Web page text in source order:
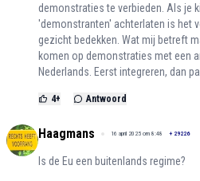
demonstraties te verbieden. Als je
'demonstranten' achterlaten is het
gezicht bedekken. Wat mij betreft
komen op demonstraties met een
Nederlands. Eerst integreren, dan
4+ Antwoord
Haagmans 16 april 2025 om 8:48 + 29226
Is de Eu een buitenlands regime?